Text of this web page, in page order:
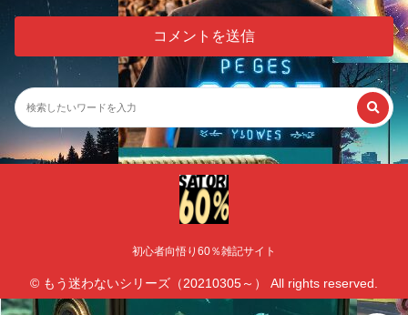
初心者向悟り60％雑記サイト
© もう迷わないシリーズ（20210305～） All rights reserved.